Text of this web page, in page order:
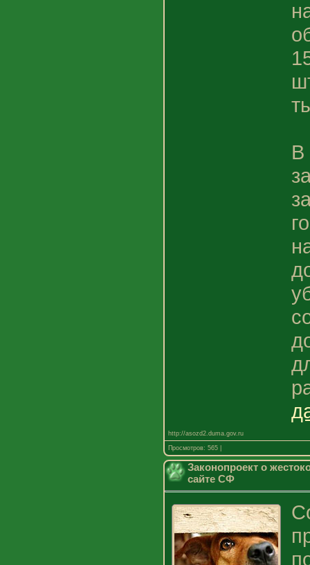
В
http://asozd2.duma.gov.ru
Просмотров: 565 |
Законопроект о
сайте СФ